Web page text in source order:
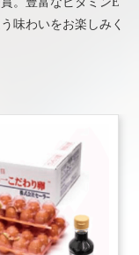
味わいをお楽しみく